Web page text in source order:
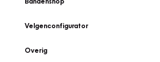
Velgenconfigurator
Overig